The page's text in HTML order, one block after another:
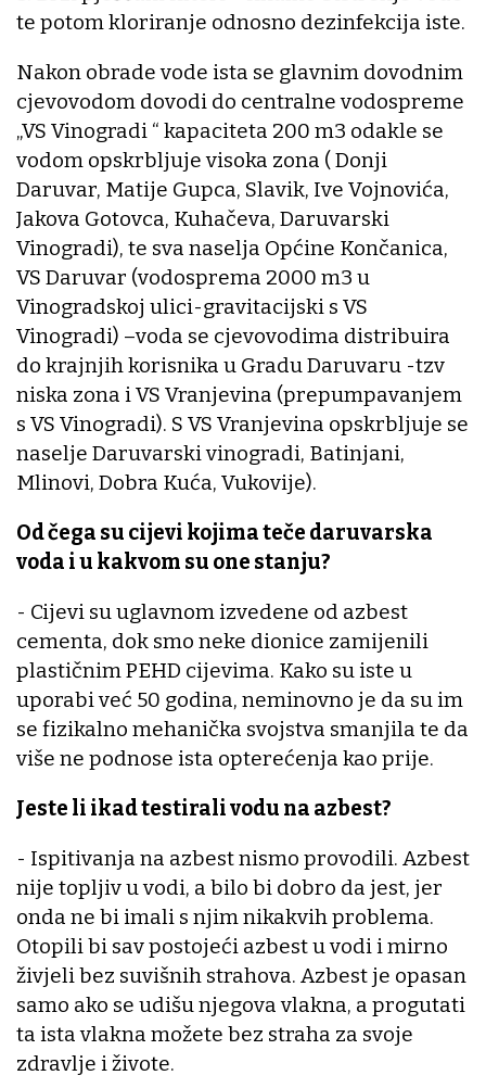
te potom kloriranje odnosno dezinfekcija iste.
Nakon obrade vode ista se glavnim dovodnim
cjevovodom dovodi do centralne vodospreme
„VS Vinogradi “ kapaciteta 200 m3 odakle se
vodom opskrbljuje visoka zona ( Donji
Daruvar, Matije Gupca, Slavik, Ive Vojnovića,
Jakova Gotovca, Kuhačeva, Daruvarski
Vinogradi), te sva naselja Općine Končanica,
VS Daruvar (vodosprema 2000 m3 u
Vinogradskoj ulici-gravitacijski s VS
Vinogradi) –voda se cjevovodima distribuira
do krajnjih korisnika u Gradu Daruvaru -tzv
niska zona i VS Vranjevina (prepumpavanjem
s VS Vinogradi). S VS Vranjevina opskrbljuje se
naselje Daruvarski vinogradi, Batinjani,
Mlinovi, Dobra Kuća, Vukovije).
Od čega su cijevi kojima teče daruvarska
voda i u kakvom su one stanju?
- Cijevi su uglavnom izvedene od azbest
cementa, dok smo neke dionice zamijenili
plastičnim PEHD cijevima. Kako su iste u
uporabi već 50 godina, neminovno je da su im
se fizikalno mehanička svojstva smanjila te da
više ne podnose ista opterećenja kao prije.
Jeste li ikad testirali vodu na azbest?
- Ispitivanja na azbest nismo provodili. Azbest
nije topljiv u vodi, a bilo bi dobro da jest, jer
onda ne bi imali s njim nikakvih problema.
Otopili bi sav postojeći azbest u vodi i mirno
živjeli bez suvišnih strahova. Azbest je opasan
samo ako se udišu njegova vlakna, a progutati
ta ista vlakna možete bez straha za svoje
zdravlje i živote.